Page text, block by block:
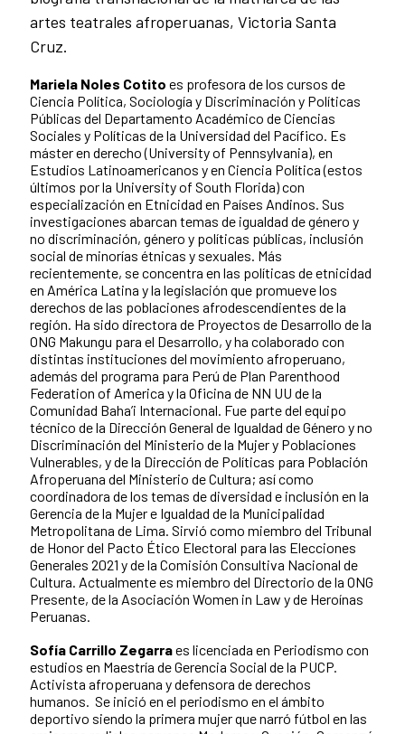
artes teatrales afroperuanas, Victoria Santa
Cruz.
Mariela Noles Cotito es profesora de los cursos de
Ciencia Política, Sociología y Discriminación y Políticas
Públicas del Departamento Académico de Ciencias
Sociales y Políticas de la Universidad del Pacífico. Es
máster en derecho (University of Pennsylvania), en
Estudios Latinoamericanos y en Ciencia Política (estos
últimos por la University of South Florida) con
especialización en Etnicidad en Países Andinos. Sus
investigaciones abarcan temas de igualdad de género y
no discriminación, género y políticas públicas, inclusión
social de minorías étnicas y sexuales. Más
recientemente, se concentra en las políticas de etnicidad
en América Latina y la legislación que promueve los
derechos de las poblaciones afrodescendientes de la
región. Ha sido directora de Proyectos de Desarrollo de la
ONG Makungu para el Desarrollo, y ha colaborado con
distintas instituciones del movimiento afroperuano,
además del programa para Perú de Plan Parenthood
Federation of America y la Oficina de NN UU de la
Comunidad Baha’i Internacional. Fue parte del equipo
técnico de la Dirección General de Igualdad de Género y no
Discriminación del Ministerio de la Mujer y Poblaciones
Vulnerables, y de la Dirección de Políticas para Población
Afroperuana del Ministerio de Cultura; así como
coordinadora de los temas de diversidad e inclusión en la
Gerencia de la Mujer e Igualdad de la Municipalidad
Metropolitana de Lima. Sirvió como miembro del Tribunal
de Honor del Pacto Ético Electoral para las Elecciones
Generales 2021 y de la Comisión Consultiva Nacional de
Cultura. Actualmente es miembro del Directorio de la ONG
Presente, de la Asociación Women in Law y de Heroínas
Peruanas.
Sofía Carrillo Zegarraes licenciada en Periodismo con
estudios en Maestría de Gerencia Social de la PUCP.
Activista afroperuana y defensora de derechos
humanos. Se inició en el periodismo en el ámbito
deportivo siendo la primera mujer que narró fútbol en las